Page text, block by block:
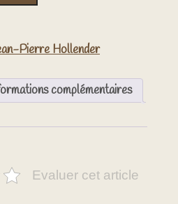
Pierre Hollender
complémentaires
Evaluer cet article